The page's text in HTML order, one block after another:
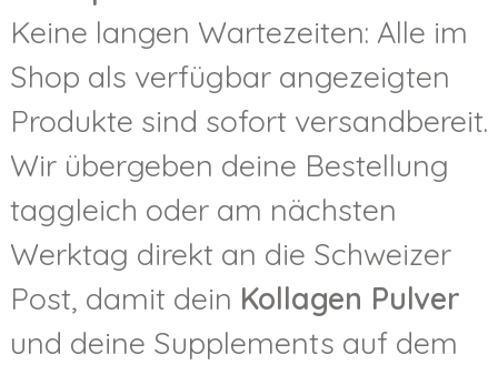
Keine langen Wartezeiten: Alle im
Shop als verfügbar angezeigten
Produkte sind sofort versandbereit.
Wir übergeben deine Bestellung
taggleich oder am nächsten
Werktag direkt an die Schweizer
Post, damit dein Kollagen Pulver
und deine Supplements auf dem